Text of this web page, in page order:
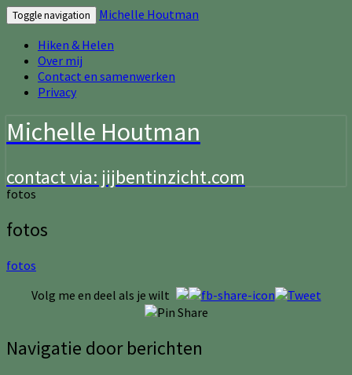
Toggle navigation
Michelle Houtman
Hiken & Helen
Over mij
Contact en samenwerken
Privacy
Michelle Houtman
contact via: jijbentinzicht.com
fotos
fotos
fotos
Volg me en deel als je wilt
Navigatie door berichten